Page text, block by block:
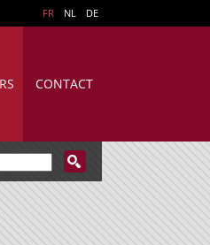
FR NL DE
CONTACT